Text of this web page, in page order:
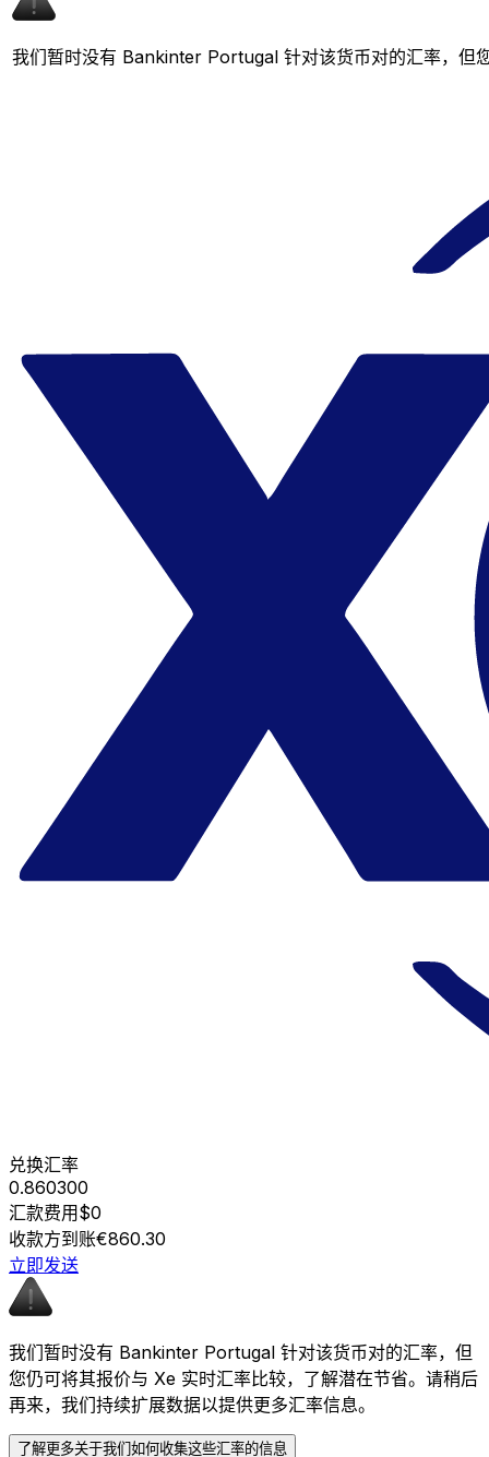
我们暂时没有 Bankinter Portugal 针对该货币对的汇率，但
兑换汇率
0.860300
汇款费用$0
收款方到账€860.30
立即发送
我们暂时没有 Bankinter Portugal 针对该货币对的汇率，但
您仍可将其报价与 Xe 实时汇率比较，了解潜在节省。请稍后
再来，我们持续扩展数据以提供更多汇率信息。
了解更多关于我们如何收集这些汇率的信息